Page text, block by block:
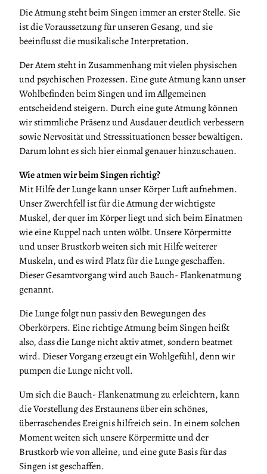
Die Atmung steht beim Singen immer an erster Stelle. Sie
ist die Voraussetzung für unseren Gesang, und sie
beeinflusst die musikalische Interpretation.
Der Atem steht in Zusammenhang mit vielen physischen
und psychischen Prozessen. Eine gute Atmung kann unser
Wohlbefinden beim Singen und im Allgemeinen
entscheidend steigern. Durch eine gute Atmung können
wir stimmliche Präsenz und Ausdauer deutlich verbessern
sowie Nervosität und Stresssituationen besser bewältigen.
Darum lohnt es sich hier einmal genauer hinzuschauen.
Wie atmen wir beim Singen richtig?
Mit Hilfe der Lunge kann unser Körper Luft aufnehmen.
Unser Zwerchfell ist für die Atmung der wichtigste
Muskel, der quer im Körper liegt und sich beim Einatmen
wie eine Kuppel nach unten wölbt. Unsere Körpermitte
und unser Brustkorb weiten sich mit Hilfe weiterer
Muskeln, und es wird Platz für die Lunge geschaffen.
Dieser Gesamtvorgang wird auch Bauch- Flankenatmung
genannt.
Die Lunge folgt nun passiv den Bewegungen des
Oberkörpers. Eine richtige Atmung beim Singen heißt
also, dass die Lunge nicht aktiv atmet, sondern beatmet
wird. Dieser Vorgang erzeugt ein Wohlgefühl, denn wir
pumpen die Lunge nicht voll.
Um sich die Bauch- Flankenatmung zu erleichtern, kann
die Vorstellung des Erstaunens über ein schönes,
überraschendes Ereignis hilfreich sein. In einem solchen
Moment weiten sich unsere Körpermitte und der
Brustkorb wie von alleine, und eine gute Basis für das
Singen ist geschaffen.